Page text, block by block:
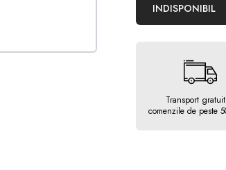
INDISPONIBIL
Transport
comenzile de peste